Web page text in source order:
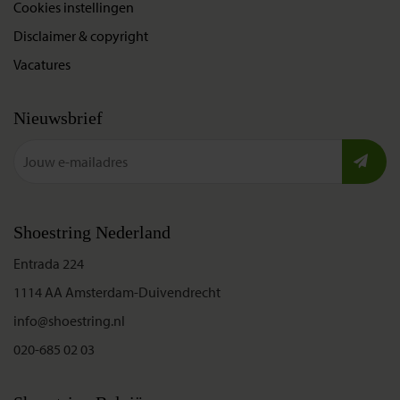
Cookies instellingen
Disclaimer & copyright
Vacatures
Nieuwsbrief
Shoestring Nederland
Entrada 224
1114 AA Amsterdam-Duivendrecht
info@shoestring.nl
020-685 02 03